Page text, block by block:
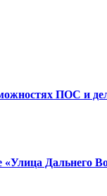
ПОС и
Дальнего